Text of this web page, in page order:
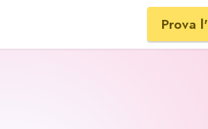
Prova